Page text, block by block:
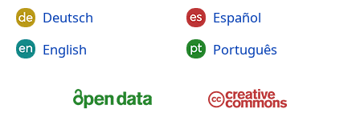
Deutsch
English
Español
Português